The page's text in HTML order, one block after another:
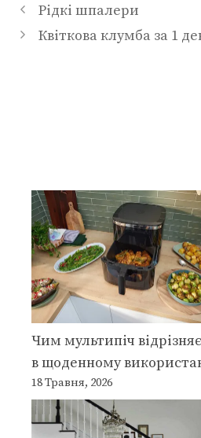
Рідкі шпалери
Квіткова клумба за 1
Чим мультипіч
в щоденному
18 Травня, 2026